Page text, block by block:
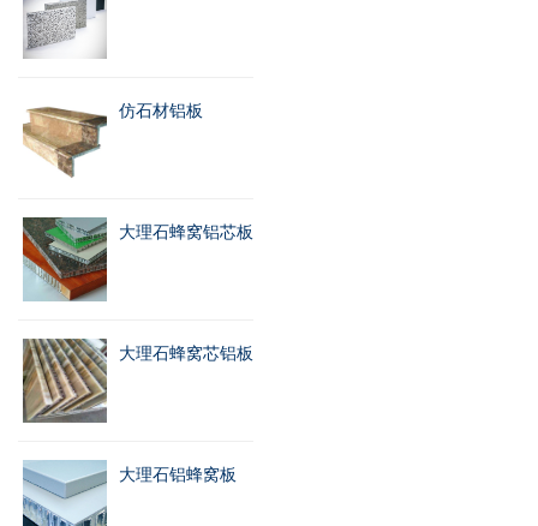
仿石材铝板
大理石蜂窝铝芯板
大理石蜂窝芯铝板
大理石铝蜂窝板